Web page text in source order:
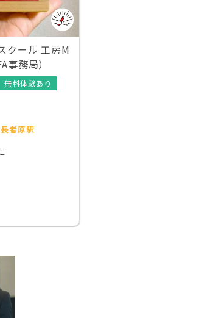
クール 工房M
事務局）
無料体験あり
者原駅